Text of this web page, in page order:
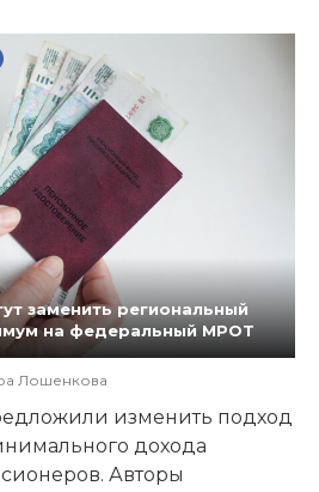
заменить региональный
на федеральный МРОТ
Лошенкова
изменить подход
дохода
Авторы